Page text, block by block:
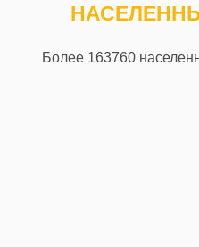
Более 163760